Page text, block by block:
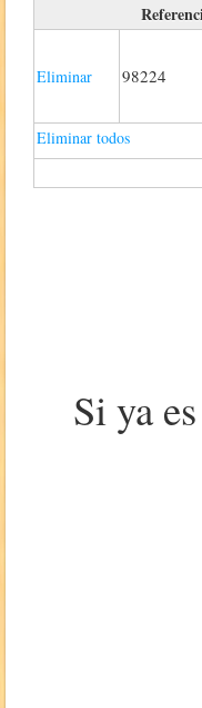
Eliminar 98224
Eliminar todos
Si ya